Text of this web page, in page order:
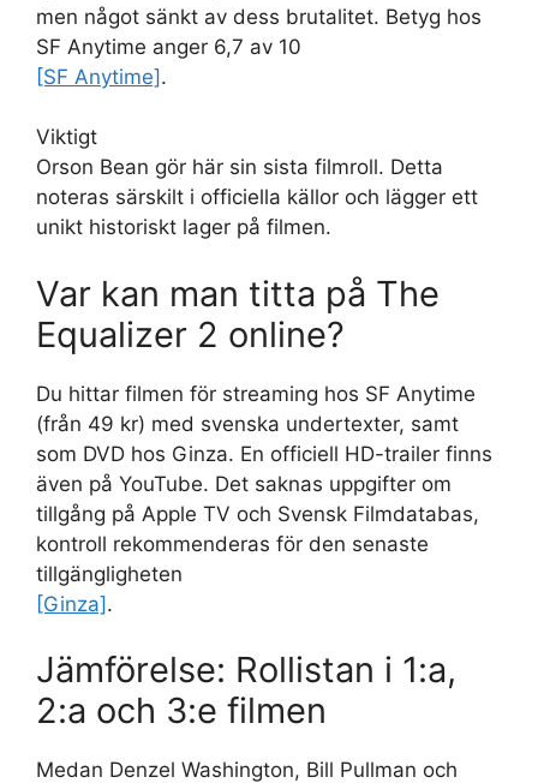
men något sänkt av dess brutalitet. Betyg hos
SF Anytime anger 6,7 av 10
[SF Anytime].
Viktigt
Orson Bean gör här sin sista filmroll. Detta
noteras särskilt i officiella källor och lägger ett
unikt historiskt lager på filmen.
Var kan man titta på The
Equalizer 2 online?
Du hittar filmen för streaming hos SF Anytime
(från 49 kr) med svenska undertexter, samt
som DVD hos Ginza. En officiell HD-trailer finns
även på YouTube. Det saknas uppgifter om
tillgång på Apple TV och Svensk Filmdatabas,
kontroll rekommenderas för den senaste
tillgängligheten
[Ginza].
Jämförelse: Rollistan i 1:a,
2:a och 3:e filmen
Medan Denzel Washington, Bill Pullman och